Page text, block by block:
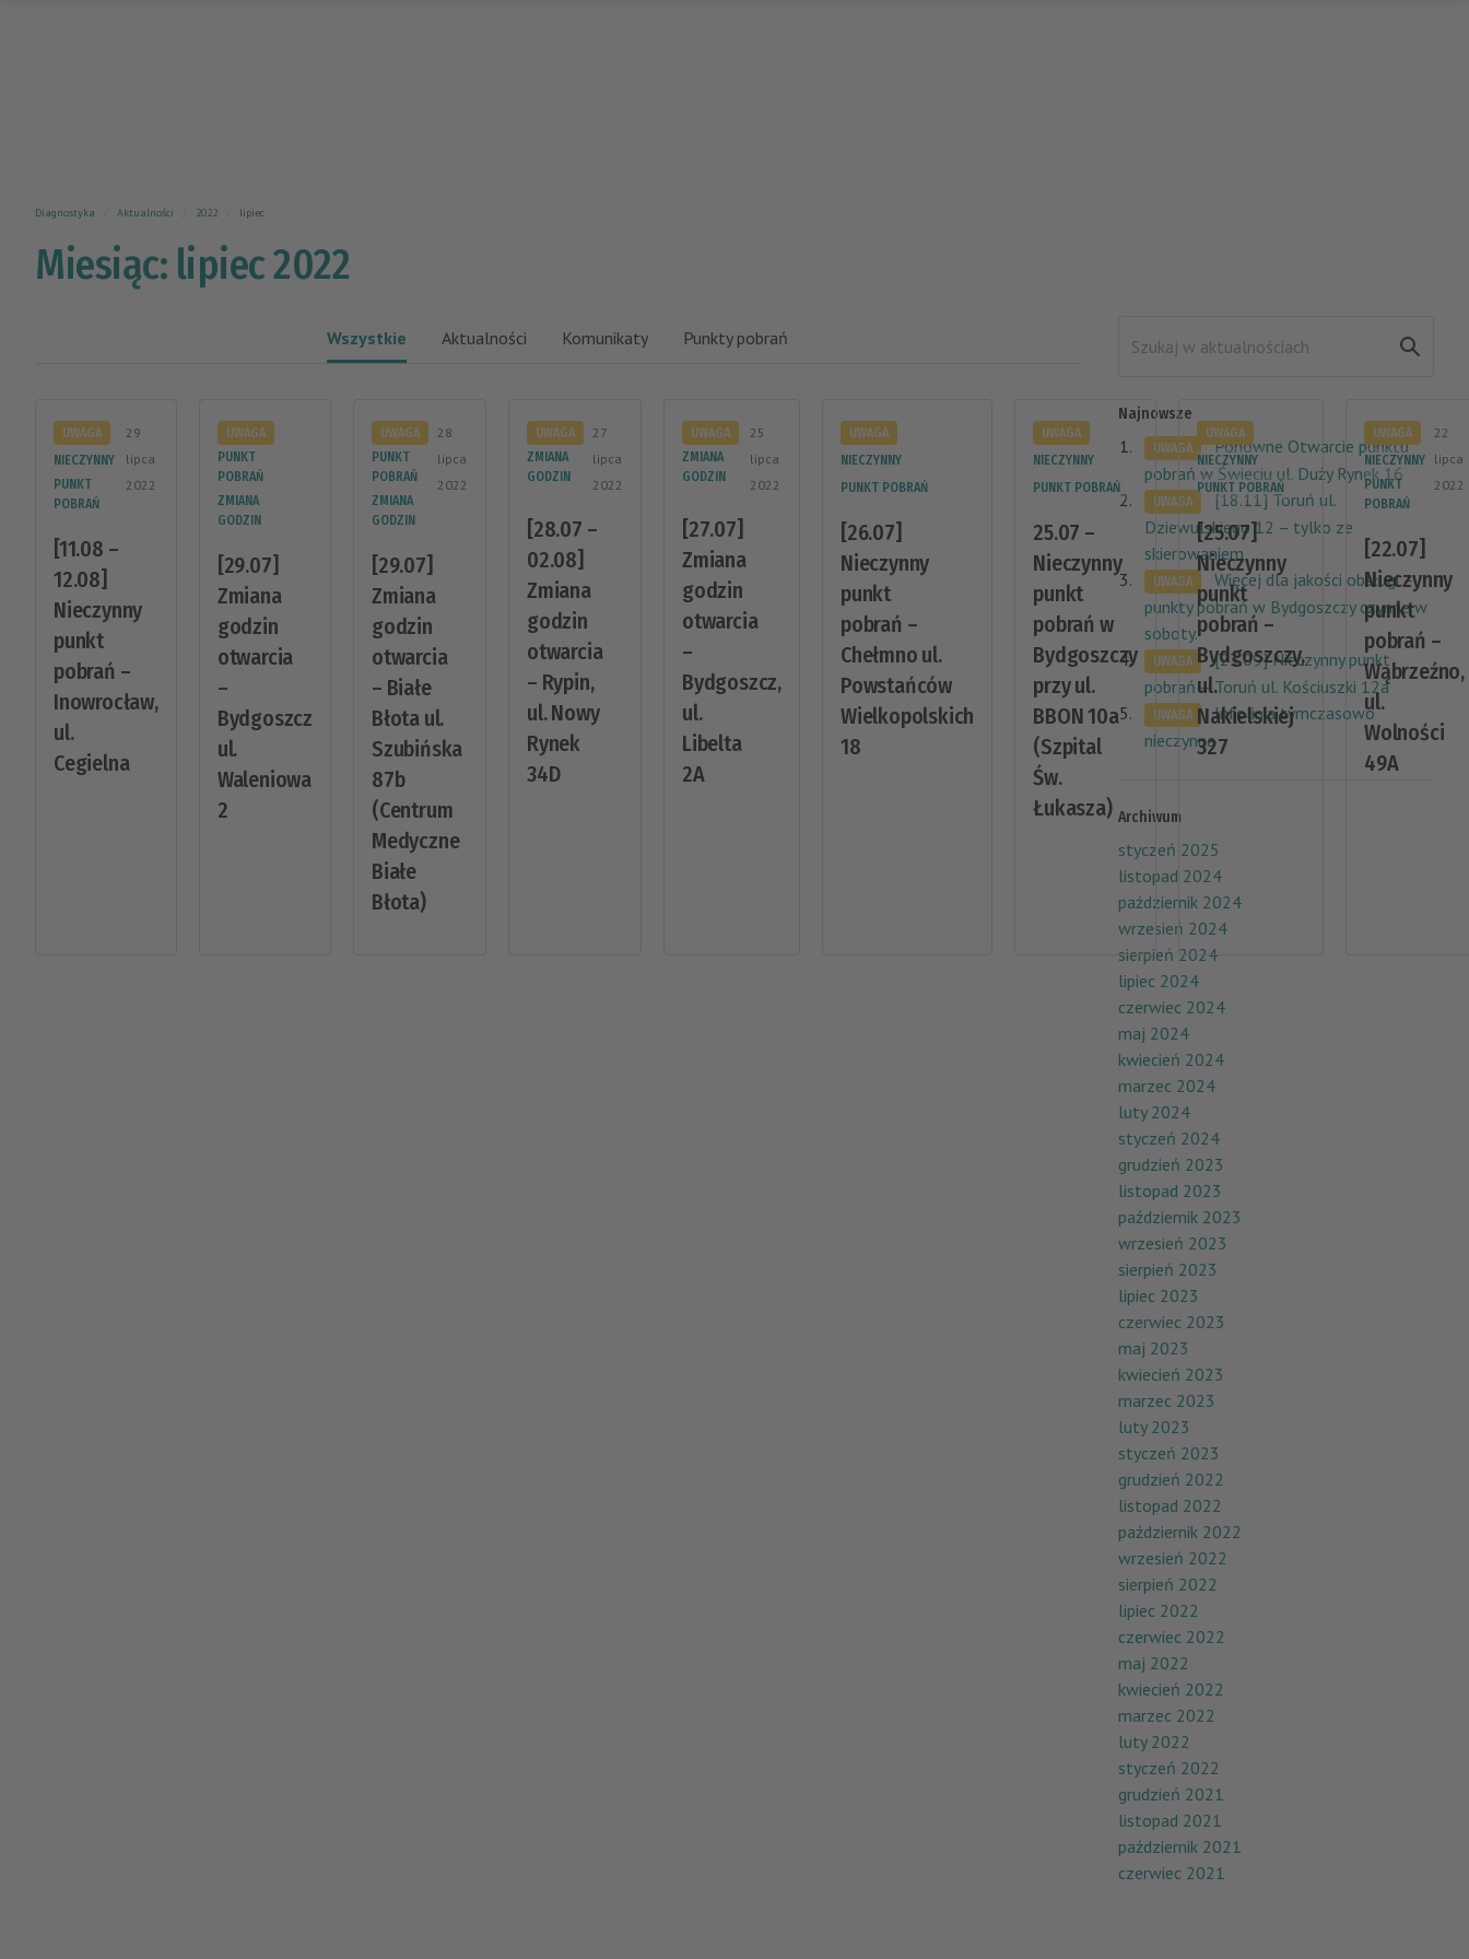
Diagnostyka Aktualności 2022 lipiec
Miesiąc: lipiec 2022
Najnowsze
UWAGA
Ponowne Otwarcie punktu
pobrań w Świeciu ul. Duży Rynek 16
UWAGA
[18.11] Toruń ul.
Dziewulskiego 12 – tylko ze
skierowaniem
UWAGA
Więcej dla jakości obsługi –
punkty pobrań w Bydgoszczy czynne w
soboty.
UWAGA
[23.09] Nieczynny punkt
pobrań – Toruń ul. Kościuszki 12a
UWAGA
Infolinia tymczasowo
nieczynna
Archiwum
styczeń 2025
listopad 2024
październik 2024
wrzesień 2024
sierpień 2024
lipiec 2024
czerwiec 2024
maj 2024
kwiecień 2024
marzec 2024
luty 2024
styczeń 2024
grudzień 2023
listopad 2023
październik 2023
wrzesień 2023
sierpień 2023
lipiec 2023
czerwiec 2023
maj 2023
kwiecień 2023
marzec 2023
luty 2023
styczeń 2023
grudzień 2022
listopad 2022
październik 2022
wrzesień 2022
sierpień 2022
lipiec 2022
czerwiec 2022
maj 2022
kwiecień 2022
marzec 2022
luty 2022
styczeń 2022
grudzień 2021
listopad 2021
październik 2021
czerwiec 2021
Wszystkie Aktualności Komunikaty Punkty pobrań
UWAGA
NIECZYNNY
PUNKT
POBRAŃ
29
lipca
2022
[11.08 –
12.08]
Nieczynny
punkt
pobrań –
Inowrocław,
ul.
Cegielna
UWAGA
PUNKT
POBRAŃ
ZMIANA
GODZIN
[29.07]
Zmiana
godzin
otwarcia
–
Bydgoszcz
ul.
Waleniowa
2
UWAGA
PUNKT
POBRAŃ
ZMIANA
GODZIN
28
lipca
2022
[29.07]
Zmiana
godzin
otwarcia
– Białe
Błota ul.
Szubińska
87b
(Centrum
Medyczne
Białe
Błota)
UWAGA
ZMIANA
GODZIN
27
lipca
2022
[28.07 –
02.08]
Zmiana
godzin
otwarcia
– Rypin,
ul. Nowy
Rynek
34D
UWAGA
ZMIANA
GODZIN
25
lipca
2022
[27.07]
Zmiana
godzin
otwarcia
–
Bydgoszcz,
ul.
Libelta
2A
UWAGA
NIECZYNNY
PUNKT POBRAŃ
[26.07]
Nieczynny
punkt
pobrań –
Chełmno ul.
Powstańców
Wielkopolskich
18
UWAGA
NIECZYNNY
PUNKT POBRAŃ
25.07 –
Nieczynny
punkt
pobrań w
Bydgoszczy
przy ul.
BBON 10a
(Szpital
Św.
Łukasza)
UWAGA
NIECZYNNY
PUNKT POBRAŃ
[25.07]
Nieczynny
punkt
pobrań –
Bydgoszczy,
ul.
Nakielskiej
327
UWAGA
NIECZYNNY
PUNKT
POBRAŃ
22
lipca
2022
[22.07]
Nieczynny
punkt
pobrań –
Wąbrzeźno,
ul.
Wolności
49A